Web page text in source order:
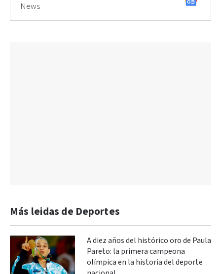
News
Más leidas de Deportes
A diez años del histórico oro de Paula
Pareto: la primera campeona
olímpica en la historia del deporte